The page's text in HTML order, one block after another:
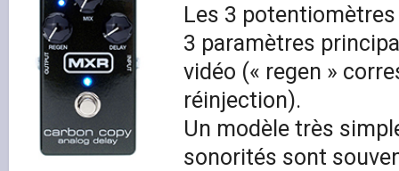
Les 3
3 paramètres
vidéo (« regen »
réinjection).
Un modèle très
sonorités sont